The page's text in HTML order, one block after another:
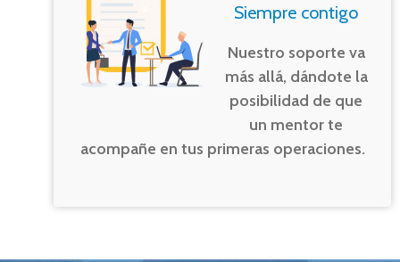
Siempre contigo
Nuestro soporte va
más allá, dándote la
posibilidad de que
un mentor te
acompañe en tus primeras operaciones.